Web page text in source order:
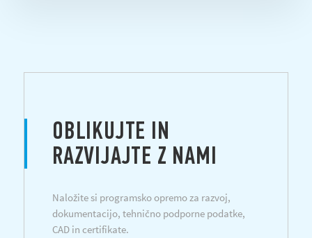
OBLIKUJTE IN
RAZVIJAJTE Z NAMI
Naložite si programsko opremo za razvoj,
dokumentacijo, tehnično podporne podatke,
CAD in certifikate.